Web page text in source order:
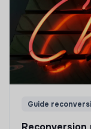
Guide